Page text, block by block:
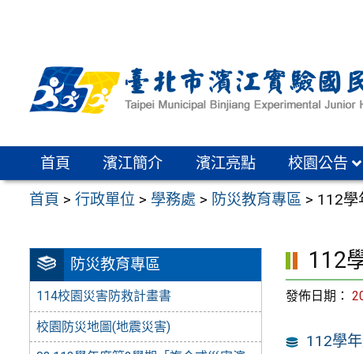
區
首頁 濱江簡介 濱江亮點 校園公告
首頁 >行政單位 > 學務處 > 防災教育專區 > 112學
防災教育專區
114校園災害防救計畫書
校園防災地圖(地震災害)
112
發佈日期：
112學